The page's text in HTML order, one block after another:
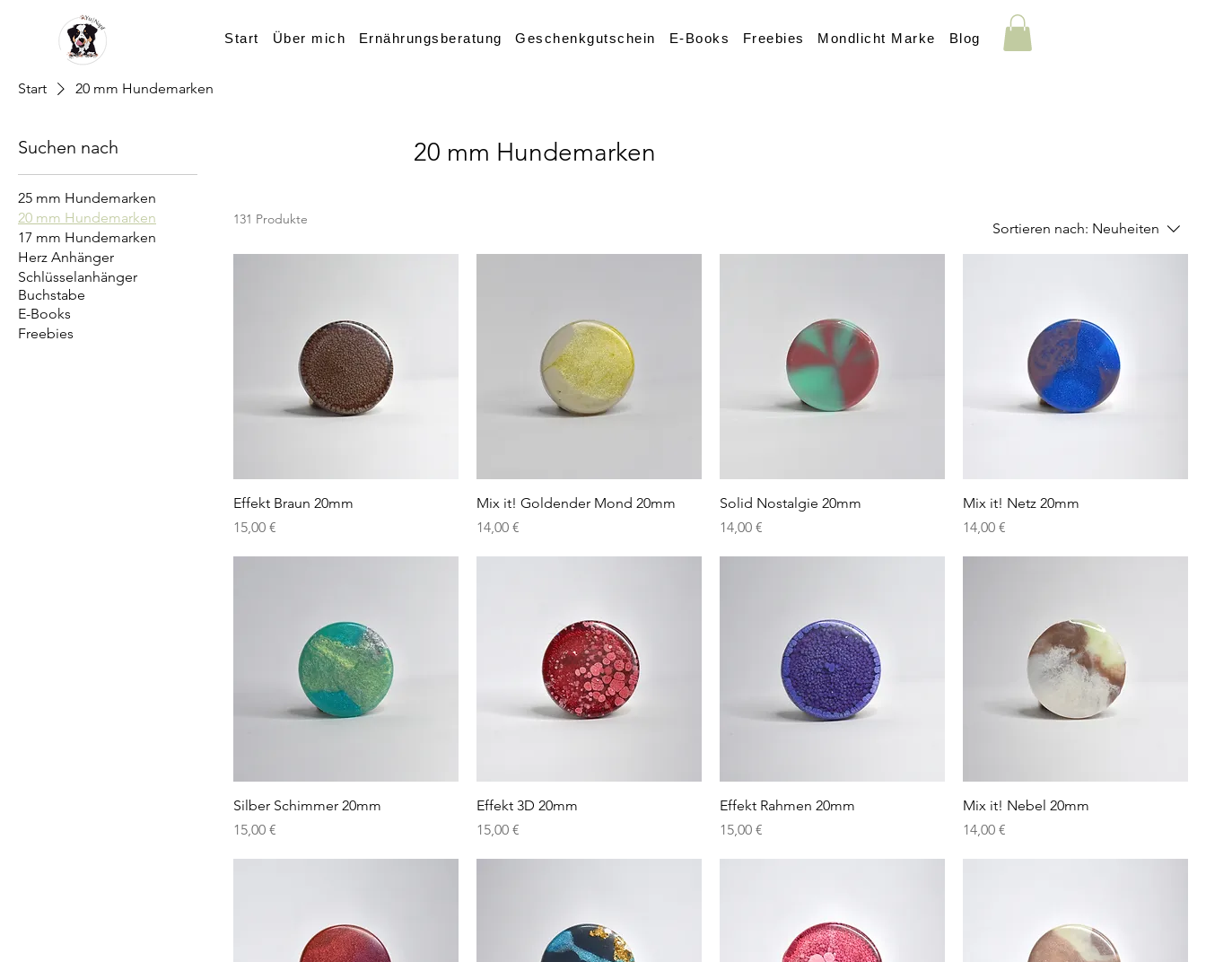
Start Über mich Ernährungsberatung Geschenkgutschein E-Books Freebies Mondlicht Marke Blog
Start 20 mm Hundemarken
Suchen nach
25 mm Hundemarken
20 mm Hundemarken
17 mm Hundemarken
Herz Anhänger
Schlüsselanhänger
Buchstabe
E-Books
Freebies
20 mm Hundemarken
131 Produkte
Sortieren nach: Neuheiten
Effekt Braun 20mm
Preis
15,00 €
Mix it! Goldender Mond 20mm
Preis
14,00 €
Solid Nostalgie 20mm
Preis
14,00 €
Mix it! Netz 20mm
Preis
14,00 €
Silber Schimmer 20mm
Preis
15,00 €
Effekt 3D 20mm
Preis
15,00 €
Effekt Rahmen 20mm
Preis
15,00 €
Mix it! Nebel 20mm
Preis
14,00 €